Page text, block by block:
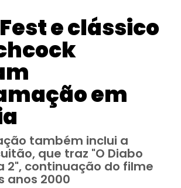
e clássico
em
também inclui a
que traz "O Diabo
2", continuação do filme
anos 2000